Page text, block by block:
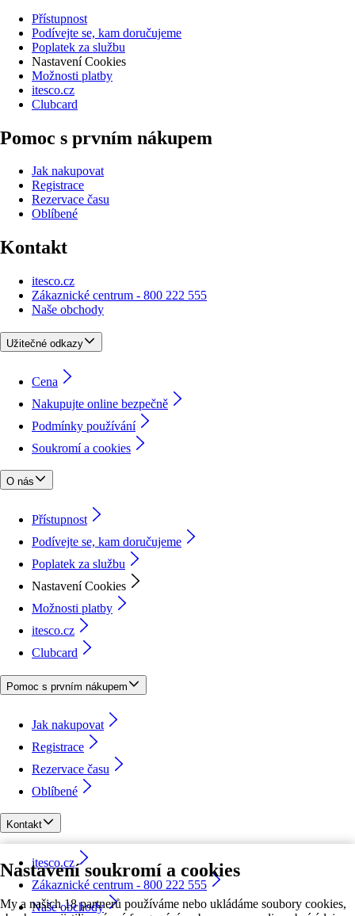
Nastavení soukromí a cookies
My a našich 18 partnerů používáme nebo ukládáme soubory cookies,
Přístupnost
Podívejte se, kam doručujeme
Poplatek za službu
Nastavení Cookies
Možnosti platby
itesco.cz
Clubcard
Pomoc s prvním nákupem
Jak nakupovat
Registrace
Rezervace času
Oblíbené
Kontakt
itesco.cz
Zákaznické centrum - 800 222 555
Naše obchody
Užitečné odkazy
Cena
Nakupujte online bezpečně
Podmínky používání
Soukromí a cookies
O nás
Přístupnost
Podívejte se, kam doručujeme
Poplatek za službu
Nastavení Cookies
Možnosti platby
itesco.cz
Clubcard
Pomoc s prvním nákupem
Jak nakupovat
Registrace
Rezervace času
Oblíbené
Kontakt
itesco.cz
Zákaznické centrum - 800 222 555
Naše obchody